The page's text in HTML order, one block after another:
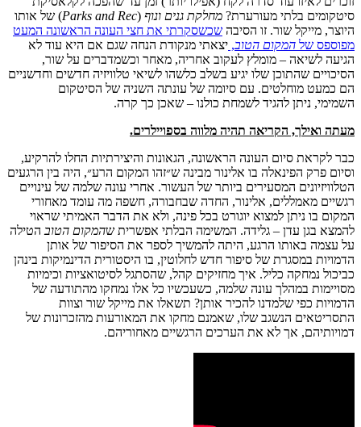
סיטקומים בלתי מעורערת? מחלקת גנים ונוף (
Parks and Rec
) של אותו
היוצר, מייקל שור. זו הסיבה שכשסקרתי את חצי העונה הראשונה המעט
מפוספס של המקום הטוב, יצאתי מנקודת הנחה שגם אם היא עוד לא
הגיעה לשיאה – מומלץ לעקוב אחריה, מאחר וכשמדברים על שור,
הסיכויים שהתוכן שלו יגיע בשלב כלשהו לשיאי טלוויזיה חדשים וחדשניים
הם כמעט מוחלטים. עם סיומה של עונתה השניה של הסיטקום
השמימי, ניתן להגיד לשמחת כולנו – שאכן כך קרה.
מעתה ואילך, הקריאה תהיה מלווה בספויילרים.
כבר לקראת סיום העונה הראשונה, הגאונות והיצירתיות החלו להרקיע,
וסיום פרק הפינאלה בו אלינור מבינה ש״זהו המקום הרע״, היה בין הרגעים
הטלוויזיונים המסעירים ביותר של העשור. אחרי עונה שלמה של עינויים
רגשיים מאמללים, אלינור, החדה שבחבורה, חשפה מה עומד מאחורי
המקום בו ניתן למצוא יוגורט בכל פינה, ולא את הדבר האמיתי שראוי
להמצא בגן עדן – גלידה. המשימה הבלתי אפשרית שהמקום הטוב הטילה
על עצמה באותו הרגע, היתה להמשיך לספר את הסיפור של אותן
הדמויות במסגרת של סיפור חדש לחלוטין, בו היסטורית הדינמיקות בינהן
כביכול נמחקה כליל. איך מחזיקים קהל, שהסתגל לסיטואציות וכימיות
מסויימות במהלך עונה שלמה, כשעכשיו כל אלו נמחקו מהתודעה של
הדמויות כפי שלמדנו להכיר אותן? תשאלו את מייקל שור וצוות
התסריטאים הנשגב שלו, שאמנם מחקו את המאורעות מהזכרונות של
דמויותיהם, אך לא את הערכים הרגשיים מאחוריהם.